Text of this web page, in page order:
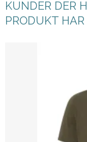
KUNDER DER
PRODUKT